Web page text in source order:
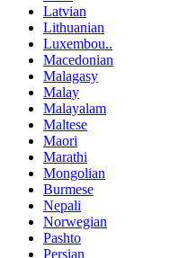
Latvian
Lithuanian
Luxembou..
Macedonian
Malagasy
Malay
Malayalam
Maltese
Maori
Marathi
Mongolian
Burmese
Nepali
Norwegian
Pashto
Persian